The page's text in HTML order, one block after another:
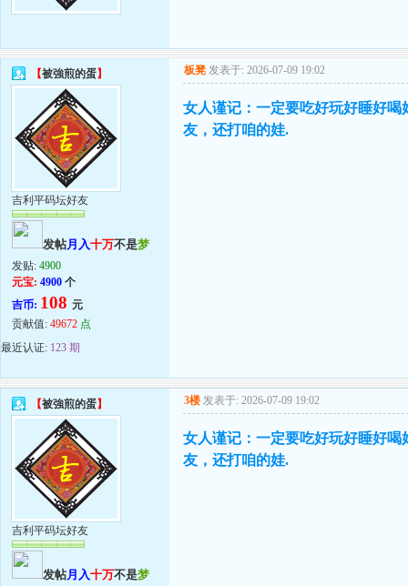
【被強煎的蛋】
吉利平码坛好友
发帖月入十万不是梦
发贴: 4900
元宝: 4900 个
吉币: 108 元
贡献值: 49672 点
最近认证: 123 期
板凳 发表于: 2026-07-09 19:02
女人谨记：一定要吃好玩好睡好
友，还打咱的娃.
【被強煎的蛋】
吉利平码坛好友
发帖月入十万不是梦
3楼 发表于: 2026-07-09 19:02
女人谨记：一定要吃好玩好睡好
友，还打咱的娃.